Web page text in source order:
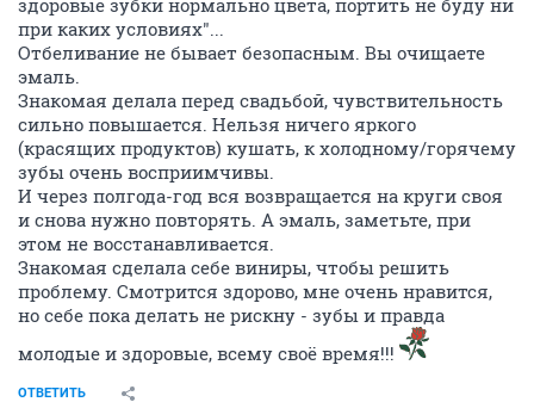
здоровые зубки нормально цвета, портить не буду ни
при каких условиях"...
Отбеливание не бывает безопасным. Вы очищаете
эмаль.
Знакомая делала перед свадьбой, чувствительность
сильно повышается. Нельзя ничего яркого
(красящих продуктов) кушать, к холодному/горячему
зубы очень восприимчивы.
И через полгода-год вся возвращается на круги своя
и снова нужно повторять. А эмаль, заметьте, при
этом не восстанавливается.
Знакомая сделала себе виниры, чтобы решить
проблему. Смотрится здорово, мне очень нравится,
но себе пока делать не рискну - зубы и правда
молодые и здоровые, всему своё время!!!
ОТВЕТИТЬ